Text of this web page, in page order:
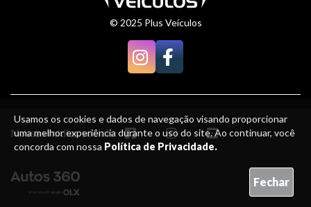
Usamos os cookies e dados de navegação visando proporcionar
uma melhor experiência durante o uso do site. Ao continuar, você
concorda com nossa Política de Privacidade.
Fechar
© 2025 Plus Veículos
Nossas mídias sociais: